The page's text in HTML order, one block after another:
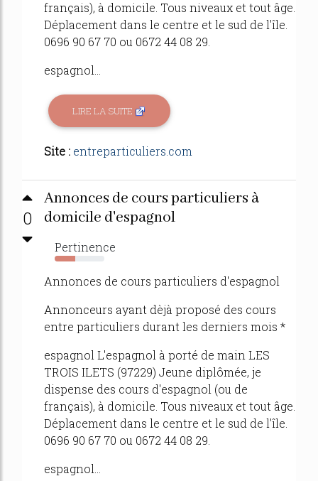
français), à domicile. Tous niveaux et tout âge.
Déplacement dans le centre et le sud de l'île.
0696 90 67 70 ou 0672 44 08 29.
espagnol...
LIRE LA SUITE
Site : entreparticuliers.com
0
Annonces de cours particuliers à
domicile d'espagnol
Pertinence
42%
Annonces de cours particuliers d'espagnol
Annonceurs ayant dèjà proposé des cours
entre particuliers durant les derniers mois *
espagnol L'espagnol à porté de main LES
TROIS ILETS (97229) Jeune diplômée, je
dispense des cours d'espagnol (ou de
français), à domicile. Tous niveaux et tout âge.
Déplacement dans le centre et le sud de l'île.
0696 90 67 70 ou 0672 44 08 29.
espagnol...